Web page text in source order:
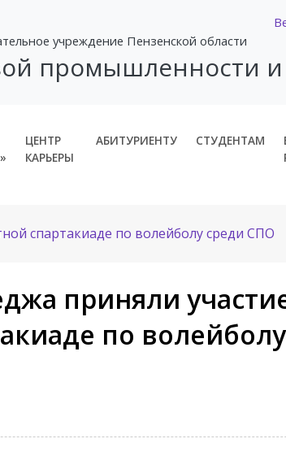
учреждение Пензенской области
промышленности
ЦЕНТР
КАРЬЕРЫ
АБИТУРИЕНТУ СТУДЕНТАМ
спартакиаде по волейболу среди СПО
приняли
по